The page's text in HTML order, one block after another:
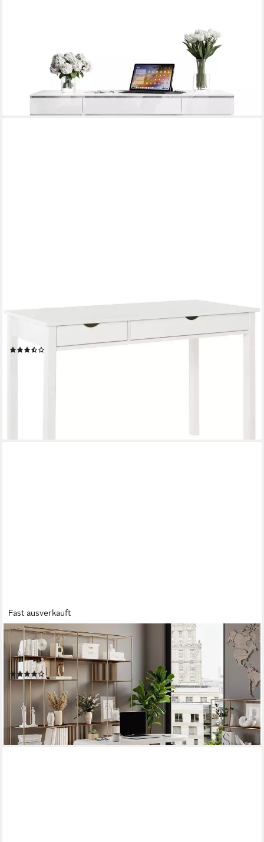
Schreibtisch AURORA DOUBLE SILVER mit Schubladen (1x
Schreibtisch), Breite: 157cm
UVP369,00 €
HOME AFFAIRE
Schreibtisch Gava, massives Kiefernholz, für das home office,
(153)
Fast ausverkauft
VICCO
Schreibtisch Lara, Weiß Hochglanz, 120 x 50 cm mit 2
Schubladen (1-St)
(12)
206,90 € UVP 248,90 €
lieferbar - in 3-4 Werktagen bei dir